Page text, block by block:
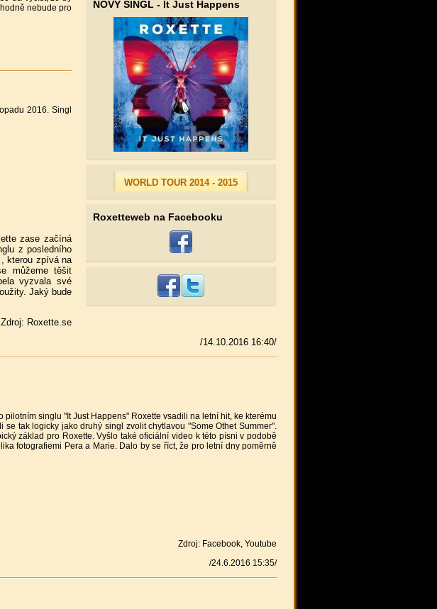
NOVÝ SINGL - It Just Happens
WORLD TOUR 2014 - 2015
Roxetteweb na Facebooku
nebude pro
2016. Singl
zase začíná
z posledního
kterou zpívá na
můžeme těšit
vyzvala své
Jaký bude
Zdroj: Roxette.se
/14.10.2016 16:40/
pilotním singlu "It Just Happens" Roxette vsadili na letní hit, ke kterému
tak logicky jako druhý singl zvolit chytlavou "Some Othet Summer".
základ pro Roxette. Vyšlo také oficiální video k této písni v podobě
fotografiemi Pera a Marie. Dalo by se říct, že pro letní dny poměrně
Zdroj: Facebook, Youtube
/24.6.2016 15:35/